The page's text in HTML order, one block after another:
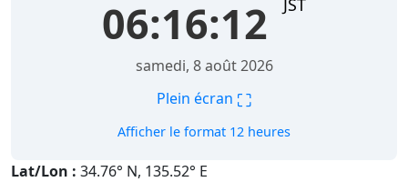
06:16:13 JST
samedi, 8 août 2026
Plein écran ⛶
Afficher le format 12 heures
Lat/Lon : 34.76° N, 135.52° E